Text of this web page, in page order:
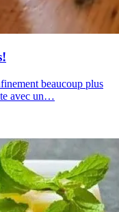
beaucoup plus
avec un…